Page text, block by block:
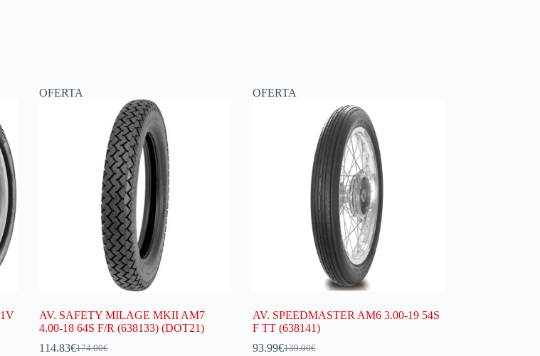
OFERTA
AV. SAFETY MILAGE MKII AM7
4.00-18 64S F/R (638133) (DOT21)
174.00€
114.83€
OFERTA
AV. SPEEDMASTER AM6 3.00-19 54S
F TT (638141)
139.00€
93.99€